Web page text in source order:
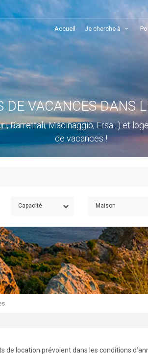
Accueil Je cherche à
DE VACANCES DANS
Barrettali, Macinaggio, Ersa...) et
de vacances !
de location prévoient dans les conditions